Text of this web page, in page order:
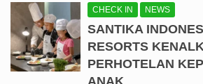
CHECK IN NEWS
SANTIKA
RESORTS
PERHOTELAN
ANAK